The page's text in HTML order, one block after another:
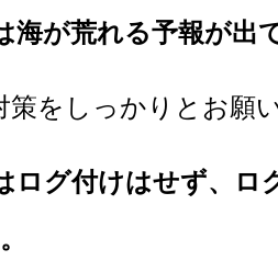
海が荒れる予報が出
策をしっかりとお願
ログ付けはせず、ロ